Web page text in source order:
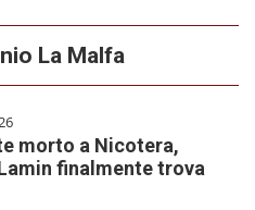
La Malfa
morto a Nicotera,
finalmente trova